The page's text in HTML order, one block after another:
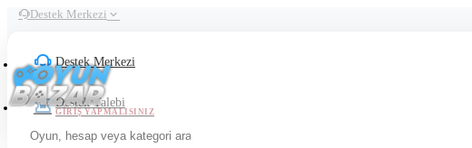
Destek Merkezi
Destek Merkezi
Destek Talebi
GIRIŞ YAPMALISINIZ